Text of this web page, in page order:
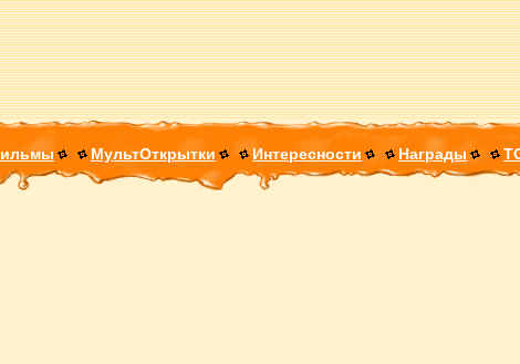
МультОткрытки Интересности Награды